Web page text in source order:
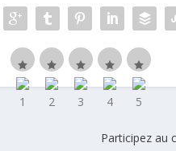
Participez au